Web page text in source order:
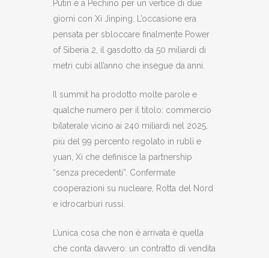
Putin è a Pechino per un vertice di due
giorni con Xi Jinping. L’occasione era
pensata per sbloccare finalmente Power
of Siberia 2, il gasdotto da 50 miliardi di
metri cubi all’anno che insegue da anni.
Il summit ha prodotto molte parole e
qualche numero per il titolo: commercio
bilaterale vicino ai 240 miliardi nel 2025,
più del 99 percento regolato in rubli e
yuan, Xi che definisce la partnership
“senza precedenti”. Confermate
cooperazioni su nucleare, Rotta del Nord
e idrocarburi russi.
L’unica cosa che non è arrivata è quella
che conta davvero: un contratto di vendita